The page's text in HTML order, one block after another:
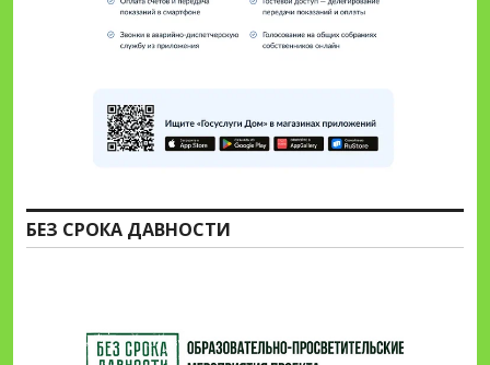
БЕЗ СРОКА ДАВНОСТИ